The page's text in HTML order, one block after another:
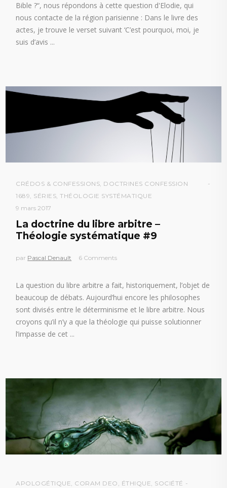
Bible ?“, nous répondons à cette question d'Elodie, qui
nous contacte de la région parisienne : Dans le livre des
actes, je trouve le verset suivant ‘C’est pourquoi, moi, je
suis d’avis
CRÉDOS & CONFESSIONS, DOCTRINES CONFESSION
1689, SÉRIES,THÉOLOGIE SYSTÉMATIQUE
9 mars 2017
La doctrine du libre arbitre –
Théologie systématique #9
par Pascal Denault 6 Comments
La question du libre arbitre a fait, historiquement, l’objet de
beaucoup de débats. Aujourd’hui encore les philosophes
sont divisés entre le déterminisme et le libre arbitre. Nous
croyons qu’il n’y a que la théologie qui puisse solutionner
l’impasse de cet
APOLOGÉTIQUE, CORAM DEO , ÉTHIQUE, SOCIÉTÉ